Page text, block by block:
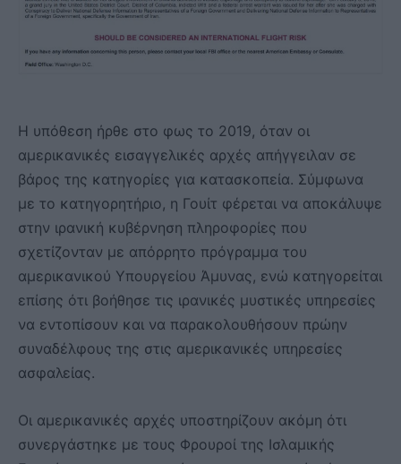
Η υπόθεση ήρθε στο φως το 2019, όταν οι
αμερικανικές εισαγγελικές αρχές απήγγειλαν σε
βάρος της κατηγορίες για κατασκοπεία. Σύμφωνα
με το κατηγορητήριο, η Γουίτ φέρεται να αποκάλυψε
στην ιρανική κυβέρνηση πληροφορίες που
σχετίζονταν με απόρρητο πρόγραμμα του
αμερικανικού Υπουργείου Άμυνας, ενώ κατηγορείται
επίσης ότι βοήθησε τις ιρανικές μυστικές υπηρεσίες
να εντοπίσουν και να παρακολουθήσουν πρώην
συναδέλφους της στις αμερικανικές υπηρεσίες
ασφαλείας.
Οι αμερικανικές αρχές υποστηρίζουν ακόμη ότι
συνεργάστηκε με τους Φρουροί της Ισλαμικής